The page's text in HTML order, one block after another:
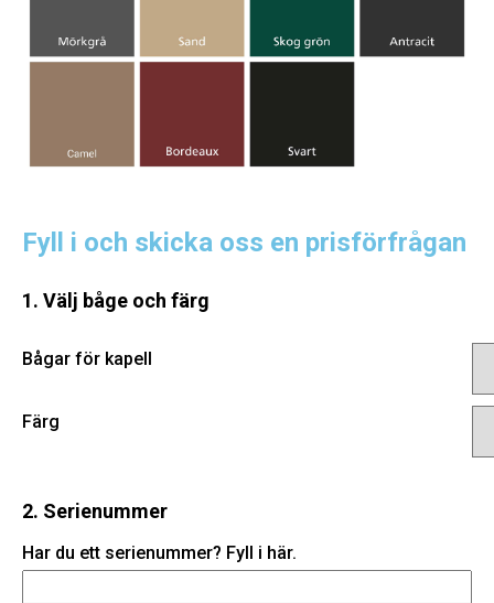
Fyll i och skicka oss en prisförfrågan
1. Välj båge och färg
Bågar för kapell
Färg
2. Serienummer
Har du ett serienummer? Fyll i här.